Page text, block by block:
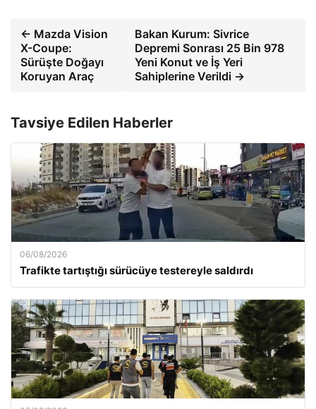
← Mazda Vision
X-Coupe:
Sürüşte Doğayı
Koruyan Araç
Bakan Kurum: Sivrice
Depremi Sonrası 25 Bin 978
Yeni Konut ve İş Yeri
Sahiplerine Verildi →
Tavsiye Edilen Haberler
06/08/2026
Trafikte tartıştığı sürücüye testereyle saldırdı